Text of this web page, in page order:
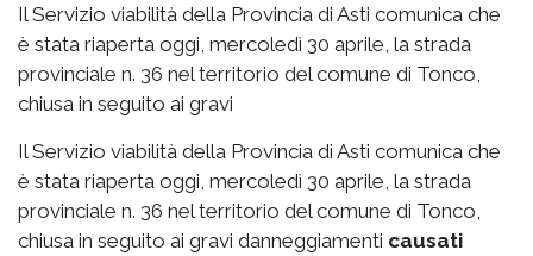
Il Servizio viabilità della Provincia di Asti comunica che
è stata riaperta oggi, mercoledì 30 aprile, la strada
provinciale n. 36 nel territorio del comune di Tonco,
chiusa in seguito ai gravi
Il Servizio viabilità della Provincia di Asti comunica che
è stata riaperta oggi, mercoledì 30 aprile, la strada
provinciale n. 36 nel territorio del comune di Tonco,
chiusa in seguito ai gravi danneggiamenti causati